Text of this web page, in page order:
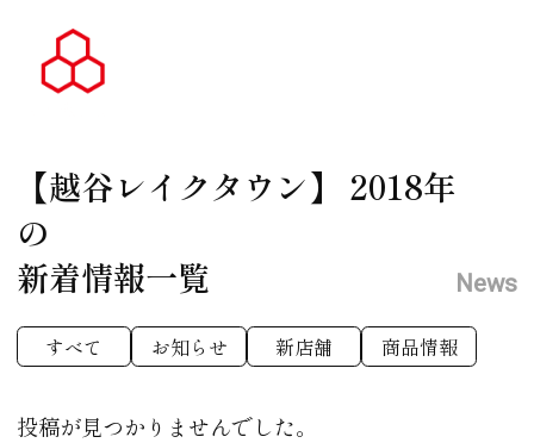
【越谷レイクタウン】 2018年
の
新着情報一覧
News
すべて お知らせ 新店舗 商品情報
投稿が見つかりませんでした。